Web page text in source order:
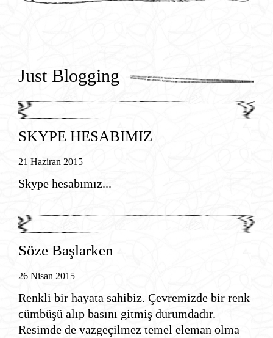
Just Blogging
SKYPE HESABIMIZ
21 Haziran 2015
Skype hesabımız...
Söze Başlarken
26 Nisan 2015
Renkli bir hayata sahibiz. Çevremizde bir renk
cümbüşü alıp basını gitmiş durumdadır.
Resimde de vazgeçilmez temel eleman olma